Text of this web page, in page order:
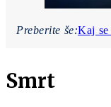
Preberite še:Kaj
Smrt